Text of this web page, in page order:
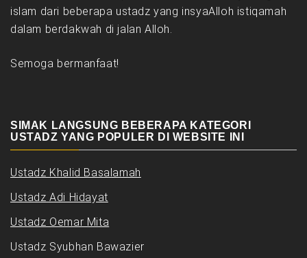
islam dari beberapa ustadz yang insyaAlloh istiqamah
dalam berdakwah di jalan Alloh.
Semoga bermanfaat!
SIMAK LANGSUNG BEBERAPA KATEGORI
USTADZ YANG POPULER DI WEBSITE INI
Ustadz Khalid Basalamah
Ustadz Adi Hidayat
Ustadz Oemar Mita
Ustadz Syubhan Bawazier